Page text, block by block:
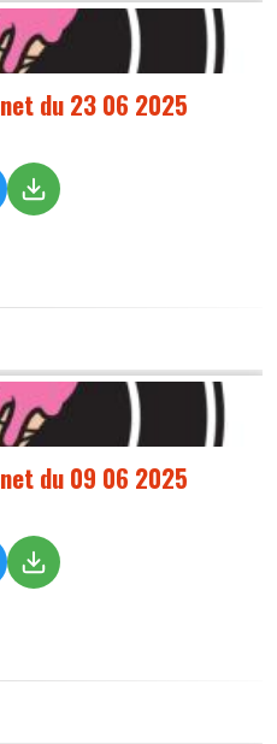
du 23 06 2025
du 09 06 2025